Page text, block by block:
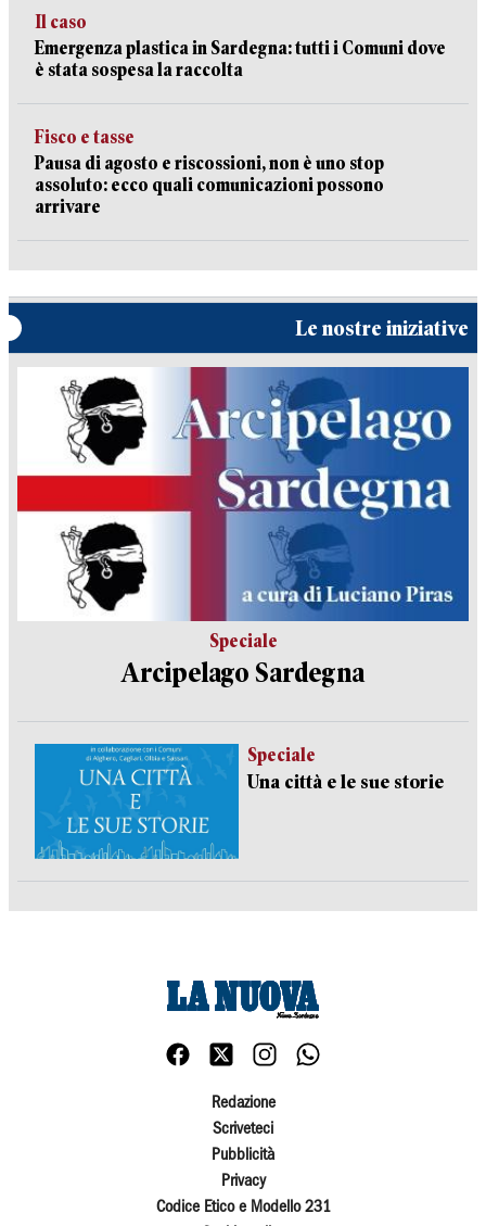
Il caso
Emergenza plastica in Sardegna: tutti i Comuni dove
è stata sospesa la raccolta
Fisco e tasse
Pausa di agosto e riscossioni, non è uno stop
assoluto: ecco quali comunicazioni possono
arrivare
Le nostre iniziative
Speciale
Arcipelago Sardegna
Speciale
Una città e le sue storie
Redazione
Scriveteci
Pubblicità
Privacy
Codice Etico e Modello 231